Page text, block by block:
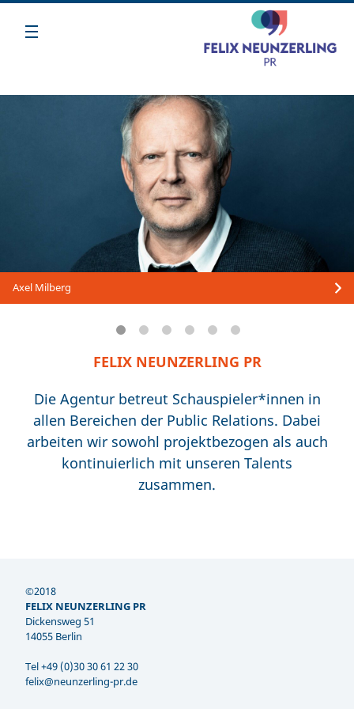
Axel Milberg
FELIX NEUNZERLING PR
Die Agentur betreut Schauspieler*innen in
allen Bereichen der Public Relations. Dabei
arbeiten wir sowohl projektbezogen als auch
kontinuierlich mit unseren Talents
zusammen.
©2018
FELIX NEUNZERLING PR
Dickensweg 51
14055 Berlin
Tel +49 (0)30 30 61 22 30
felix@neunzerling-pr.de